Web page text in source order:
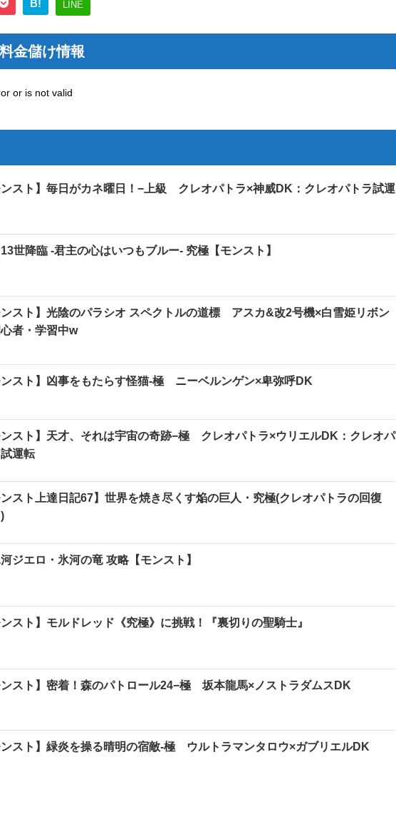
B! LINE
金儲け情報
or is not valid
ンスト】毎日がカネ曜日！−上級 クレオパトラ×神威DK：クレオパトラ試運
世降臨 -君主の心はいつもブルー- 究極【モンスト】
ンスト】光陰のパラシオ スペクトルの道標 アスカ&改2号機×白雪姫リボン
者・学習中w
ンスト】凶事をもたらす怪猫-極 ニーベルンゲン×卑弥呼DK
ンスト】天才、それは宇宙の奇跡−極 クレオパトラ×ウリエルDK：クレオパ
試運転
ンスト上達日記67】世界を焼き尽くす焔の巨人・究極(クレオパトラの回復
ジエロ・氷河の竜 攻略【モンスト】
ンスト】モルドレッド《究極》に挑戦！『裏切りの聖騎士』
ンスト】密着！森のパトロール24−極 坂本龍馬×ノストラダムスDK
ンスト】緑炎を操る晴明の宿敵-極 ウルトラマンタロウ×ガブリエルDK